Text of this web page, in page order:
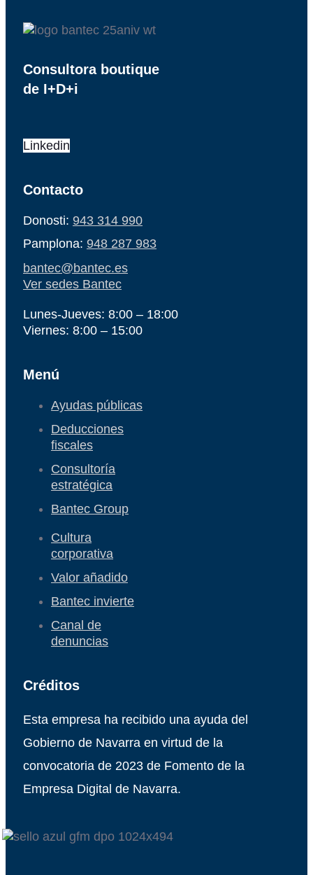
Consultora boutique
de I+D+i
Linkedin
Contacto
Donosti: 943 314 990
Pamplona: 948 287 983
bantec@bantec.es
Ver sedes Bantec
Lunes-Jueves: 8:00 – 18:00
Viernes: 8:00 – 15:00
Menú
Ayudas públicas
Deducciones
fiscales
Consultoría
estratégica
Bantec Group
Cultura
corporativa
Valor añadido
Bantec invierte
Canal de
denuncias
Créditos
Esta empresa ha recibido una ayuda del
Gobierno de Navarra en virtud de la
convocatoria de 2023 de Fomento de la
Empresa Digital de Navarra.